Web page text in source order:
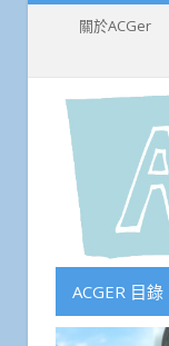
關於ACGer
ACGER 目錄